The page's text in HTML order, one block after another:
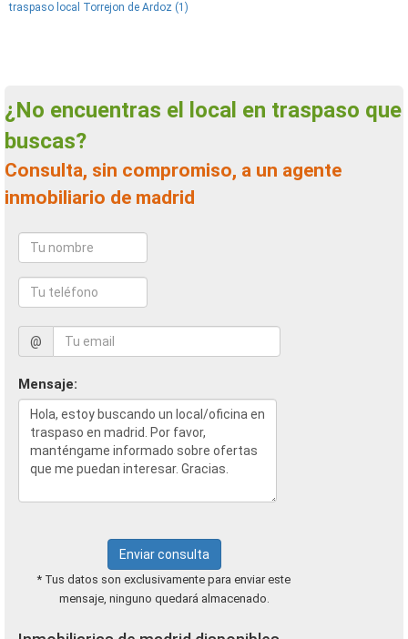
traspaso local Torrejon de Ardoz (1)
¿No encuentras el local en traspaso que
buscas?
Consulta, sin compromiso, a un agente
inmobiliario de madrid
@
Mensaje:
Enviar consulta
* Tus datos son exclusivamente para enviar este
mensaje, ninguno quedará almacenado.